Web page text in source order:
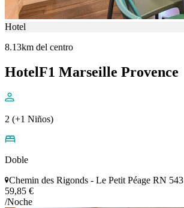
Hotel
8.13km del centro
HotelF1 Marseille Provence
2 (+1 Niños)
Doble
Chemin des Rigonds - Le Petit Péage RN 543
59,85 €
/Noche